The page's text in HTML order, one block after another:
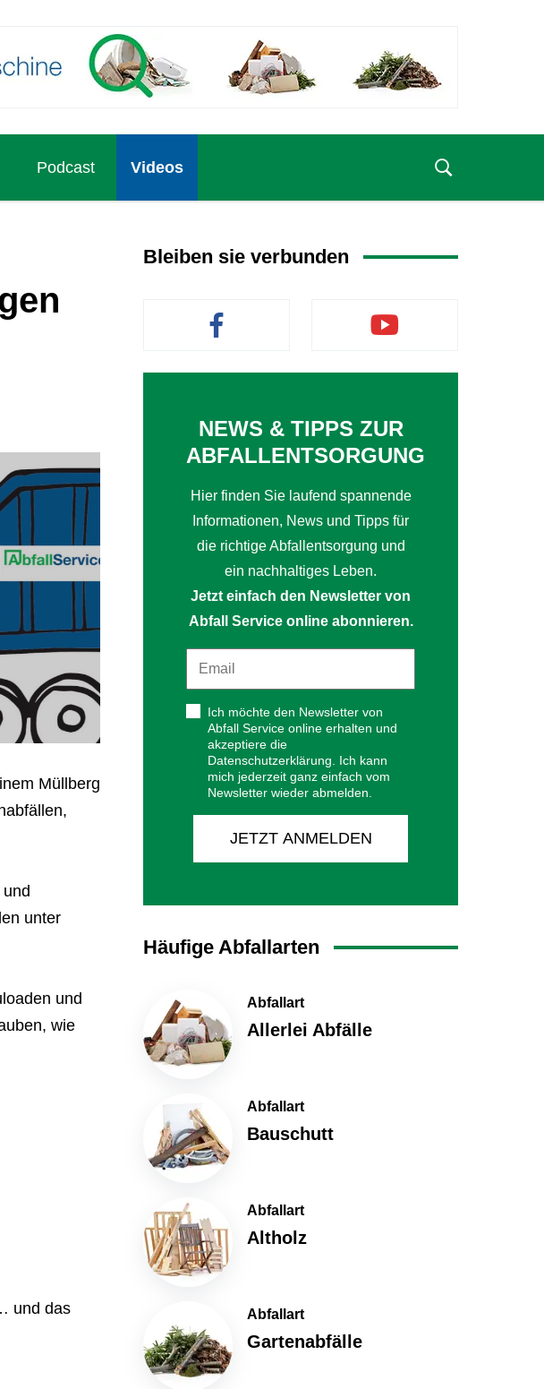
Podcast Videos
Müllberg
unter
und
wie
und das
Bleiben sie verbunden
NEWS & TIPPS ZUR
ABFALLENTSORGUNG
Hier finden Sie laufend spannende
Informationen, News und Tipps für
die richtige Abfallentsorgung und
ein nachhaltiges Leben.
Jetzt einfach den Newsletter von
Abfall Service online abonnieren.
Ich möchte den Newsletter von
Abfall Service online erhalten und
akzeptiere die
Datenschutzerklärung. Ich kann
mich jederzeit ganz einfach vom
Newsletter wieder abmelden.
JETZT ANMELDEN
Häufige Abfallarten
Abfallart
Allerlei Abfälle
Abfallart
Bauschutt
Abfallart
Altholz
Abfallart
Gartenabfälle